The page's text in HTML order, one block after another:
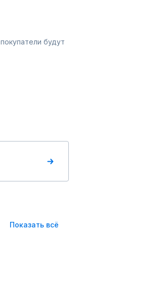
будут
Классические
Показать всё